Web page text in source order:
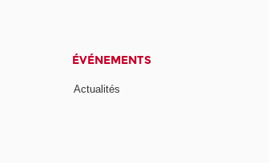
ÉVÉNEMENTS
Actualités